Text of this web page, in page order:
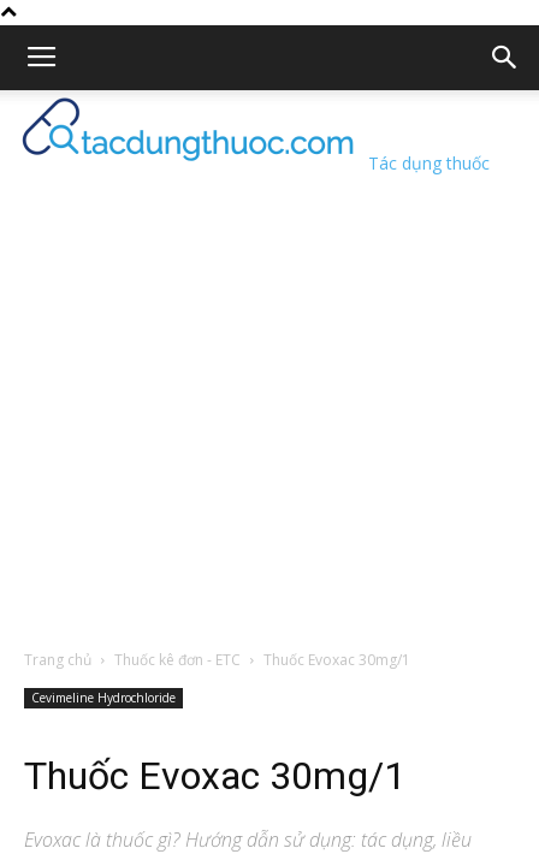
Tác dụng thuốc
Trang chủ Thuốc kê đơn - ETC Thuốc Evoxac 30mg/1
Cevimeline Hydrochloride
Thuốc Evoxac 30mg/1
Evoxaclà thuốc gì? Hướng dẫn sử dụng: tác dụng, liều